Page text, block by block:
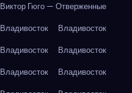
Виктор Гюго — Отверженные
Владивосток
Владивосток
Владивосток
Владивосток
Владивосток
Владивосток